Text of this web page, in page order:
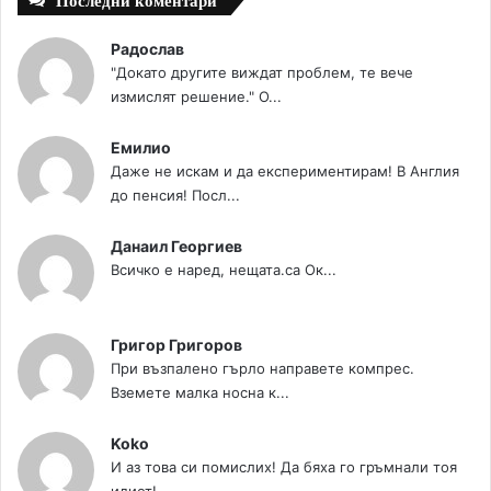
Радослав
"Докато другите виждат проблем, те вече
измислят решение." О...
Емилио
Даже не искам и да експериментирам! В Англия
до пенсия! Посл...
Данаил Георгиев
Всичко е наред, нещата.са Ок...
Григор Григоров
При възпалено гърло направете компрес.
Вземете малка носна к...
Koko
И аз това си помислих! Да бяха го гръмнали тоя